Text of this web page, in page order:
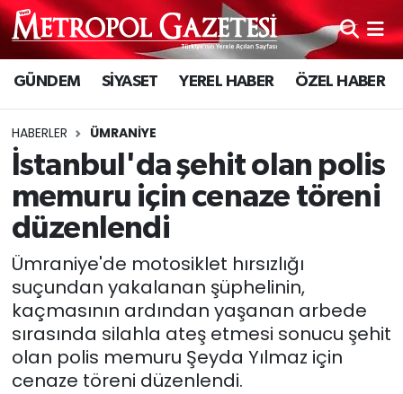
GÜNDEM SİYASET YEREL HABER ÖZEL HABER
HABERLER ÜMRANIYE
İstanbul'da şehit olan polis
memuru için cenaze töreni
düzenlendi
Ümraniye'de motosiklet hırsızlığı
suçundan yakalanan şüphelinin,
kaçmasının ardından yaşanan arbede
sırasında silahla ateş etmesi sonucu şehit
olan polis memuru Şeyda Yılmaz için
cenaze töreni düzenlendi.
Hava Durumu
Trafik Durumu
Süper Lig Puan Durumu ve Fikstür
Tüm Manşetler
Son Dakika Haberleri
Haber Arşivi